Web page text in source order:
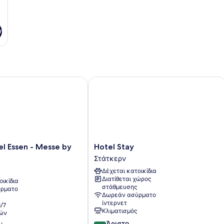
Essen - Messe by
7
- Messe by IHG
Hotel
Stay
Στάτκερν
Hotel Stay
Στάτκερν
Δέχεται κατοικίδια
Διατίθεται χώρος
στάθμευσης
Δωρεάν ασύρματο
ίντερνετ
Κλιματισμός
Hotel Stay